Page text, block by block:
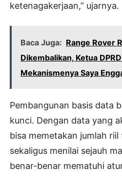
ketenagakerjaan,” ujarnya.
Baca Juga: Range Rover
Dikembalikan, Ketua
Mekanismenya Saya
Pembangunan basis data
kunci. Dengan data yang
bisa memetakan jumlah
sekaligus menilai sejauh
benar-benar mematuhi